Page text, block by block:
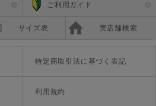
ご利用ガイド
サイズ表 実店舗検索
特定商取引法に基づく表記
利用規約